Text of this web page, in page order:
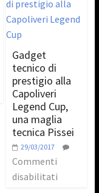
Gadget
tecnico di
prestigio alla
Capoliveri
Legend Cup,
una maglia
tecnica Pissei
29/03/2017
Commenti
disabilitati